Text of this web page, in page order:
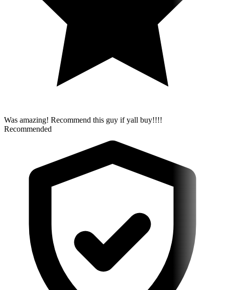
Was amazing! Recommend this guy if yall buy!!!!
Recommended